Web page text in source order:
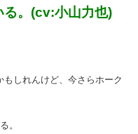
る。(cv:小山力也)
しれんけど、今さらホーク
。